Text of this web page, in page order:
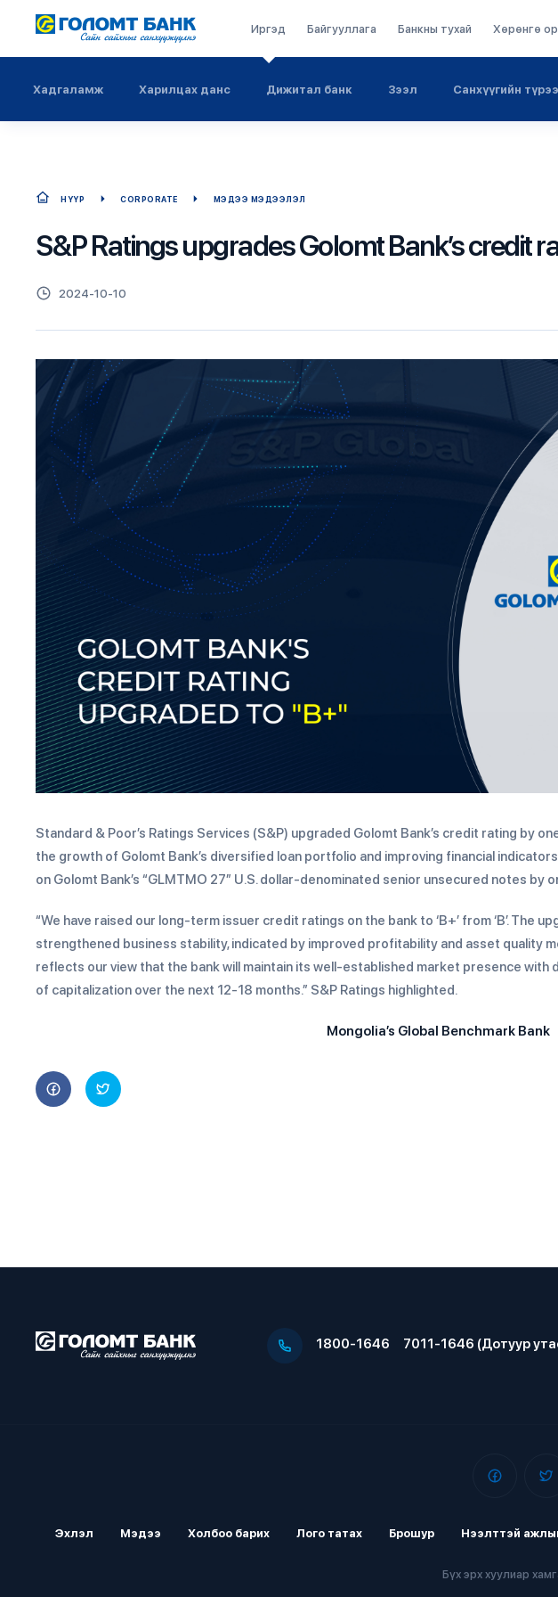
Иргэд Байгууллага Банкны тухай Хөрөнгө
Хадгаламж Харилцах данс Дижитал банк Зээл Санхүүгийн
НҮҮР CORPORATE МЭДЭЭ МЭДЭЭЛЭЛ
S&P Ratings upgrades Golomt Bank’s credit
2024-10-10
Standard & Poor’s Ratings Services (S&P) upgraded Golomt Bank’s credit rating by
the growth of Golomt Bank’s diversified loan portfolio and improving financial
on Golomt Bank’s “GLMTMO 27” U.S. dollar-denominated senior unsecured notes by
“We have raised our long-term issuer credit ratings on the bank to ‘B+’ from ‘B’. The
strengthened business stability, indicated by improved profitability and asset quality
reflects our view that the bank will maintain its well-established market presence
of capitalization over the next 12-18 months.” S&P Ratings highlighted.
Mongolia’s Global Benchmark Bank
1800-1646 7011-1646 (Дотуур
Эхлэл Мэдээ Холбоо барих Лого татах Брошур Нээлттэй
Бүх эрх хуулиар